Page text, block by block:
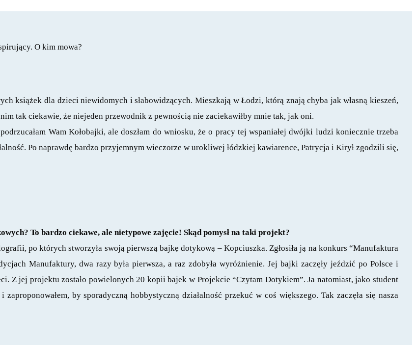
O kim mowa?
książek dla dzieci niewidomych i słabowidzących. Mieszkają w Łodzi, którą znają chyba jak własną kieszeń,
tak ciekawie, że niejeden przewodnik z pewnością nie zaciekawiłby mnie tak, jak oni.
Wam Kołobajki, ale doszłam do wniosku, że o pracy tej wspaniałej dwójki ludzi koniecznie trzeba
Po naprawdę bardzo przyjemnym wieczorze w urokliwej łódzkiej kawiarence, Patrycja i Kirył zgodzili się,
ych? To bardzo ciekawe, ale nietypowe zajęcie! Skąd pomysł na taki projekt?
po których stworzyła swoją pierwszą bajkę dotykową – Kopciuszka. Zgłosiła ją na konkurs “Manufaktura
Manufaktury, dwa razy była pierwsza, a raz zdobyła wyróżnienie. Jej bajki zaczęły jeździć po Polsce i
Z jej projektu zostało powielonych 20 kopii bajek w Projekcie “Czytam Dotykiem”. Ja natomiast, jako student
by sporadyczną hobbystyczną działalność przekuć w coś większego. Tak zaczęła się nasza